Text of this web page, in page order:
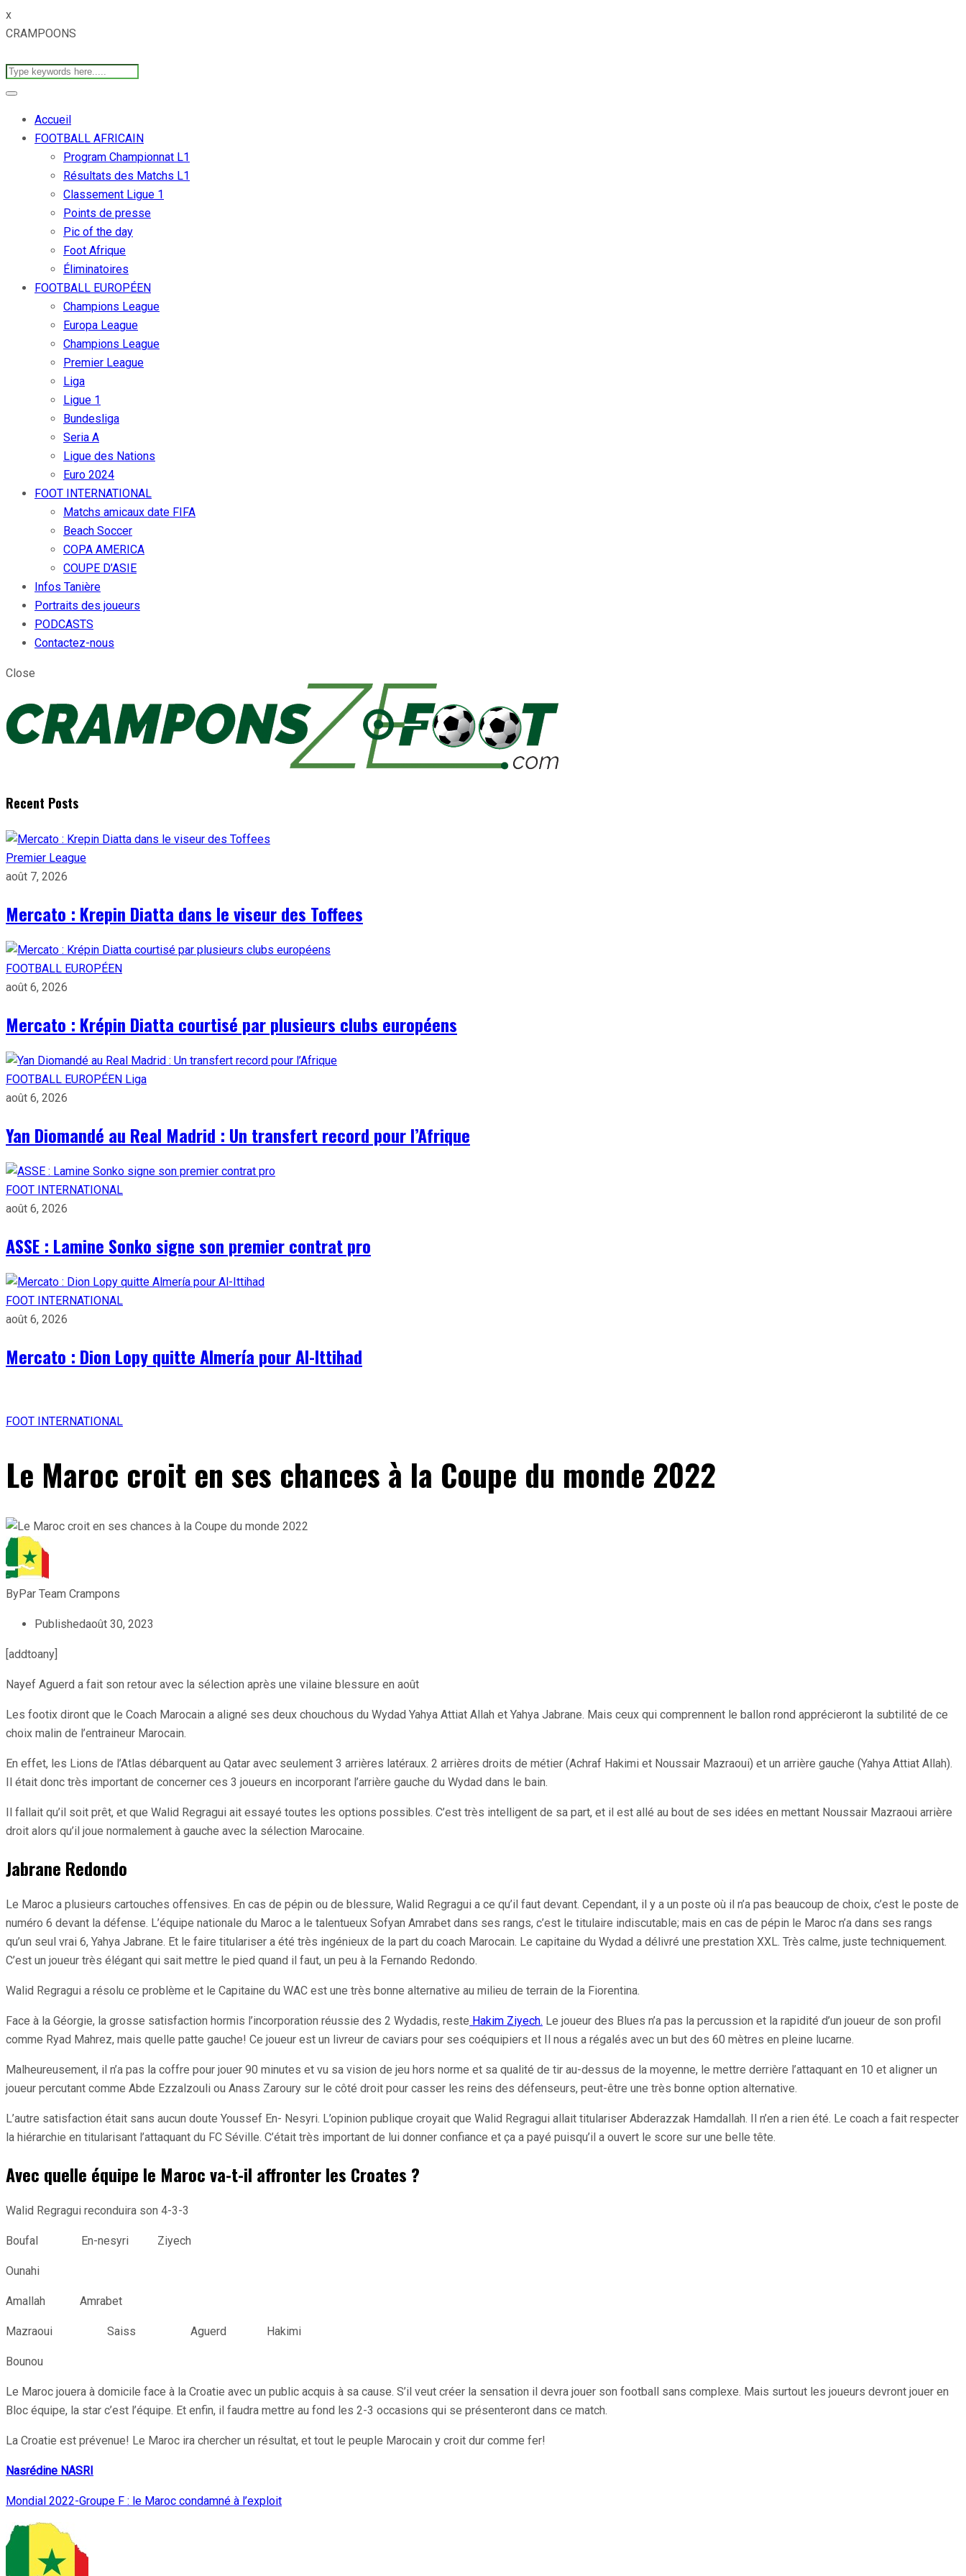
x
CRAMPOONS
Accueil
FOOTBALL AFRICAIN
Program Championnat L1
Résultats des Matchs L1
Classement Ligue 1
Points de presse
Pic of the day
Foot Afrique
Éliminatoires
FOOTBALL EUROPÉEN
Champions League
Europa League
Champions League
Premier League
Liga
Ligue 1
Bundesliga
Seria A
Ligue des Nations
Euro 2024
FOOT INTERNATIONAL
Matchs amicaux date FIFA
Beach Soccer
COPA AMERICA
COUPE D’ASIE
Infos Tanière
Portraits des joueurs
PODCASTS
Contactez-nous
Close
Recent Posts
Premier League
août 7, 2026
Mercato : Krepin Diatta dans le viseur des Toffees
FOOTBALL EUROPÉEN
août 6, 2026
Mercato : Krépin Diatta courtisé par plusieurs clubs européens
FOOTBALL EUROPÉEN Liga
août 6, 2026
Yan Diomandé au Real Madrid : Un transfert record pour l’Afrique
FOOT INTERNATIONAL
août 6, 2026
ASSE : Lamine Sonko signe son premier contrat pro
FOOT INTERNATIONAL
août 6, 2026
Mercato : Dion Lopy quitte Almería pour Al-Ittihad
FOOT INTERNATIONAL
Le Maroc croit en ses chances à la Coupe du monde 2022
ByPar Team Crampons
Publishedaoût 30, 2023
[addtoany]
Nayef Aguerd a fait son retour avec la sélection après une vilaine blessure en août
Les footix diront que le Coach Marocain a aligné ses deux chouchous du Wydad Yahya Attiat Allah et Yahya Jabrane. Mais ceux qui comprennent le ballon rond apprécieront la subtilité de ce
choix malin de l’entraineur Marocain.
En effet, les Lions de l’Atlas débarquent au Qatar avec seulement 3 arrières latéraux. 2 arrières droits de métier (Achraf Hakimi et Noussair Mazraoui) et un arrière gauche (Yahya Attiat Allah).
Il était donc très important de concerner ces 3 joueurs en incorporant l’arrière gauche du Wydad dans le bain.
Il fallait qu’il soit prêt, et que Walid Regragui ait essayé toutes les options possibles. C’est très intelligent de sa part, et il est allé au bout de ses idées en mettant Noussair Mazraoui arrière
droit alors qu’il joue normalement à gauche avec la sélection Marocaine.
Jabrane Redondo
Le Maroc a plusieurs cartouches offensives. En cas de pépin ou de blessure, Walid Regragui a ce qu’il faut devant. Cependant, il y a un poste où il n’a pas beaucoup de choix, c’est le poste de
numéro 6 devant la défense. L’équipe nationale du Maroc a le talentueux Sofyan Amrabet dans ses rangs, c’est le titulaire indiscutable; mais en cas de pépin le Maroc n’a dans ses rangs
qu’un seul vrai 6, Yahya Jabrane. Et le faire titulariser a été très ingénieux de la part du coach Marocain. Le capitaine du Wydad a délivré une prestation XXL. Très calme, juste techniquement.
C’est un joueur très élégant qui sait mettre le pied quand il faut, un peu à la Fernando Redondo.
Walid Regragui a résolu ce problème et le Capitaine du WAC est une très bonne alternative au milieu de terrain de la Fiorentina.
Face à la Géorgie, la grosse satisfaction hormis l’incorporation réussie des 2 Wydadis, reste Hakim Ziyech. Le joueur des Blues n’a pas la percussion et la rapidité d’un joueur de son profil
comme Ryad Mahrez, mais quelle patte gauche! Ce joueur est un livreur de caviars pour ses coéquipiers et Il nous a régalés avec un but des 60 mètres en pleine lucarne.
Malheureusement, il n’a pas la coffre pour jouer 90 minutes et vu sa vision de jeu hors norme et sa qualité de tir au-dessus de la moyenne, le mettre derrière l’attaquant en 10 et aligner un
joueur percutant comme Abde Ezzalzouli ou Anass Zaroury sur le côté droit pour casser les reins des défenseurs, peut-être une très bonne option alternative.
L’autre satisfaction était sans aucun doute Youssef En- Nesyri. L’opinion publique croyait que Walid Regragui allait titulariser Abderazzak Hamdallah. Il n’en a rien été. Le coach a fait respecter
la hiérarchie en titularisant l’attaquant du FC Séville. C’était très important de lui donner confiance et ça a payé puisqu’il a ouvert le score sur une belle tête.
Avec quelle équipe le Maroc va-t-il affronter les Croates ?
Walid Regragui reconduira son 4-3-3
Boufal En-nesyri Ziyech
Ounahi
Amallah Amrabet
Mazraoui Saiss Aguerd Hakimi
Bounou
Le Maroc jouera à domicile face à la Croatie avec un public acquis à sa cause. S’il veut créer la sensation il devra jouer son football sans complexe. Mais surtout les joueurs devront jouer en
Bloc équipe, la star c’est l’équipe. Et enfin, il faudra mettre au fond les 2-3 occasions qui se présenteront dans ce match.
La Croatie est prévenue! Le Maroc ira chercher un résultat, et tout le peuple Marocain y croit dur comme fer!
Nasrédine NASRI
Mondial 2022-Groupe F : le Maroc condamné à l’exploit